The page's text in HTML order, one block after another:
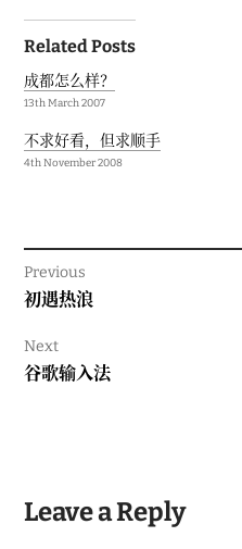
Post
navigation
Related Posts
成都怎么样？
13th March 2007
不求好看，但求顺手
4th November 2008
Previous
Previous
初遇热浪
Next
Next
谷歌输入法
Leave a Reply